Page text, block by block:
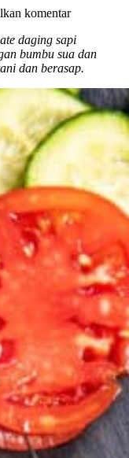
komentar
daging sapi
bumbu sua dan
dan berasap.